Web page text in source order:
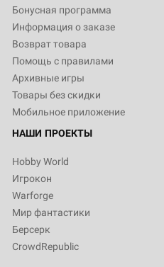
Бонусная программа
Информация о заказе
Возврат товара
Помощь с правилами
Архивные игры
Товары без скидки
Мобильное приложение
НАШИ ПРОЕКТЫ
Hobby World
Игрокон
Warforge
Мир фантастики
Берсерк
CrowdRepublic